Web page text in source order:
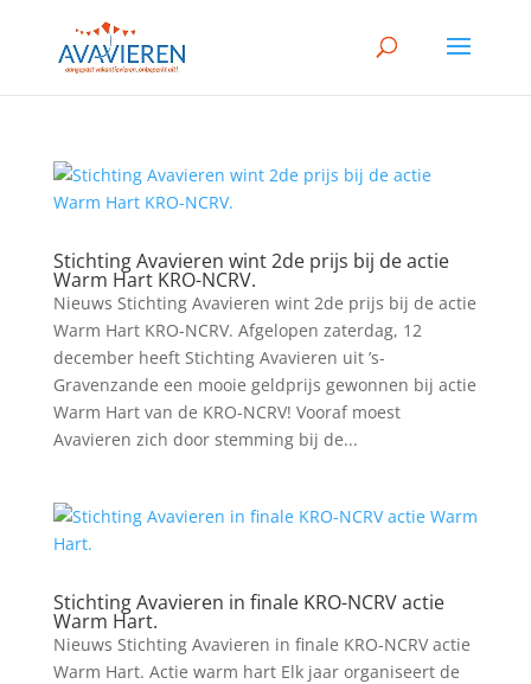
Stichting Avavieren wint 2de prijs bij de actie
Warm Hart KRO-NCRV.
Nieuws Stichting Avavieren wint 2de prijs bij de actie
Warm Hart KRO-NCRV. Afgelopen zaterdag, 12
december heeft Stichting Avavieren uit ’s-
Gravenzande een mooie geldprijs gewonnen bij actie
Warm Hart van de KRO-NCRV! Vooraf moest
Avavieren zich door stemming bij de...
Stichting Avavieren in finale KRO-NCRV actie
Warm Hart.
Nieuws Stichting Avavieren in finale KRO-NCRV actie
Warm Hart. Actie warm hart Elk jaar organiseert de